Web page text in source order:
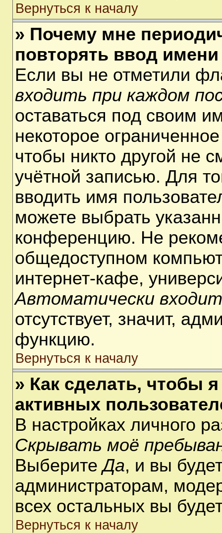
Вернуться к началу
» Почему мне
повторять ввод
Если вы не отметили
входить при каждом
оставаться под своим
некоторое
чтобы никто другой не
учётной записью. Для
вводить имя
можете выбрать
конференцию. Не
общедоступном
интернет-кафе,
Автоматически
отсутствует, значит,
функцию.
Вернуться к началу
» Как сделать, чтобы
активных
В настройках личного
Скрывать моё
ВыберитеДа, и вы
администраторам,
всех остальных вы
Вернуться к началу